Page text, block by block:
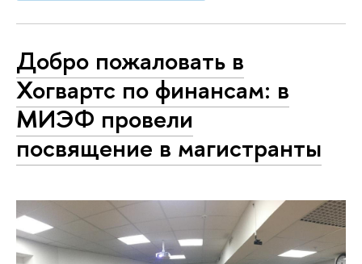
Добро пожаловать в
Хогвартс по финансам: в
МИЭФ провели
посвящение в магистранты